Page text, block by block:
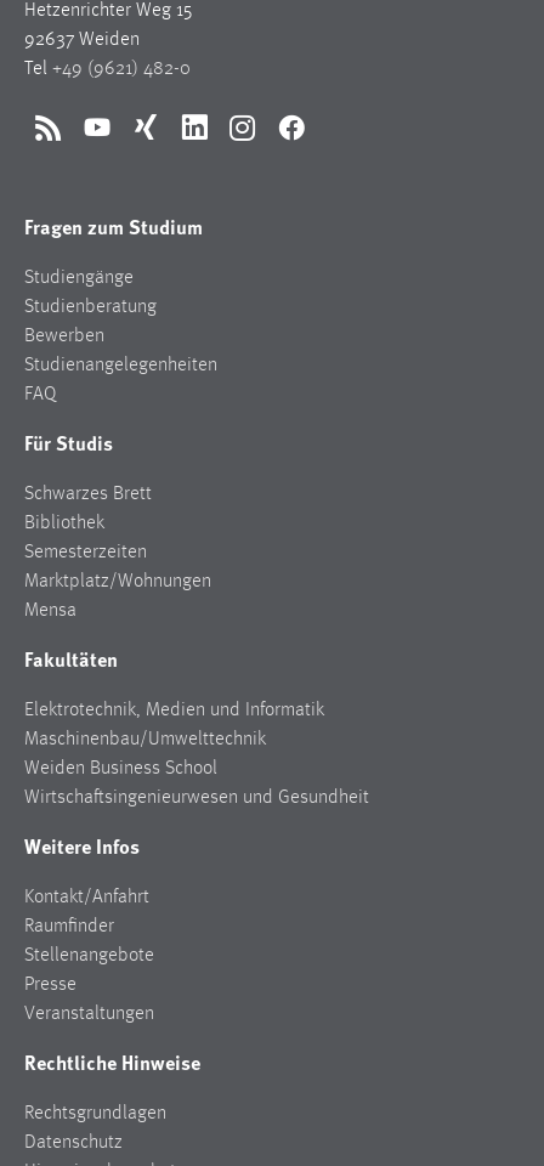
Hetzenrichter Weg 15
92637 Weiden
Tel +49 (9621) 482-0
RSS YouTubeXing LinkedInInstagramFacebook
Fragen zum Studium
Studiengänge
Studienberatung
Bewerben
Studienangelegenheiten
FAQ
Für Studis
Schwarzes Brett
Bibliothek
Semesterzeiten
Marktplatz/Wohnungen
Mensa
Fakultäten
Elektrotechnik, Medien und Informatik
Maschinenbau/Umwelttechnik
Weiden Business School
Wirtschaftsingenieurwesen und Gesundheit
Weitere Infos
Kontakt/Anfahrt
Raumfinder
Stellenangebote
Presse
Veranstaltungen
Rechtliche Hinweise
Rechtsgrundlagen
Datenschutz